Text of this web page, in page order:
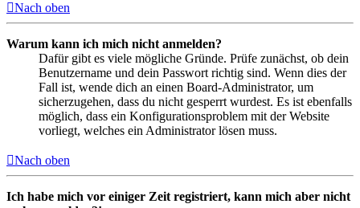
Nach oben
Warum kann ich mich nicht anmelden?
Dafür gibt es viele mögliche Gründe. Prüfe zunächst, ob dein
Benutzername und dein Passwort richtig sind. Wenn dies der
Fall ist, wende dich an einen Board-Administrator, um
sicherzugehen, dass du nicht gesperrt wurdest. Es ist ebenfalls
möglich, dass ein Konfigurationsproblem mit der Website
vorliegt, welches ein Administrator lösen muss.
Nach oben
Ich habe mich vor einiger Zeit registriert, kann mich aber nicht